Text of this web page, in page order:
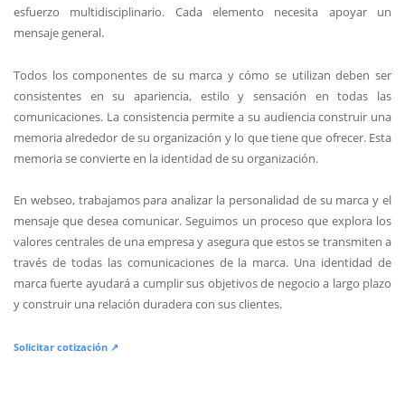
esfuerzo multidisciplinario. Cada elemento necesita apoyar un
mensaje general.
Todos los componentes de su marca y cómo se utilizan deben ser
consistentes en su apariencia, estilo y sensación en todas las
comunicaciones. La consistencia permite a su audiencia construir una
memoria alrededor de su organización y lo que tiene que ofrecer. Esta
memoria se convierte en la identidad de su organización.
En webseo, trabajamos para analizar la personalidad de su marca y el
mensaje que desea comunicar. Seguimos un proceso que explora los
valores centrales de una empresa y asegura que estos se transmiten a
través de todas las comunicaciones de la marca. Una identidad de
marca fuerte ayudará a cumplir sus objetivos de negocio a largo plazo
y construir una relación duradera con sus clientes.
Solicitar cotización ↗